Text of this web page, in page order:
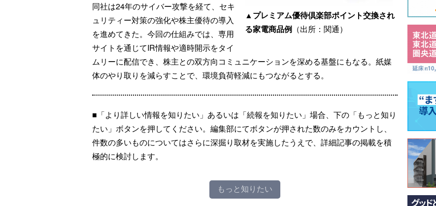
▲プレミアム優待倶楽部ポイント交換され
る家電商品例 （出所：関通）
同社は24年のサイバー攻撃を経て、セキ
ュリティー対策の強化や株主優待の導入
を進めてきた。今回の仕組みでは、専用
サイトを通じてIR情報や適時開示をタイ
ムリーに配信でき、株主との双方向コミュニケーションを深める基盤にもなる。紙媒
体のやり取りを減らすことで、環境負荷軽減にもつながるとする。
■「より詳しい情報を知りたい」あるいは「続報を知りたい」場合、下の「もっと知り
たい」ボタンを押してください。編集部にてボタンが押された数のみをカウントし、
件数の多いものについてはさらに深掘り取材を実施したうえで、詳細記事の掲載を積
極的に検討します。
もっと知りたい